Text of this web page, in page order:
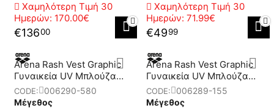
Χαμηλότερη Τιμή 30
Ημερών: 170.00€
€13600
Χαμηλότερη Τιμή 30
Ημερών: 71.99€
€4999
Arena Rash Vest Graphic
Γυναικεία UV Mπλούζα
Αντιηλιακής Προστασίας
CODE:
006290-580
Μέγεθος
Arena Rash Vest Graphic
Γυναικεία UV Mπλούζα
Αντιηλιακής Προστασίας
CODE:
006289-155
Μέγεθος